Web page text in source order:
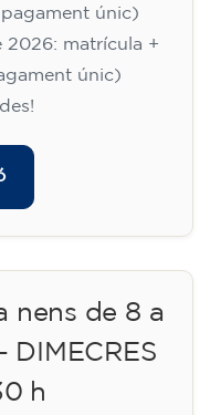
únic)
matrícula +
únic)
nens de 8 a
DIMECRES
h